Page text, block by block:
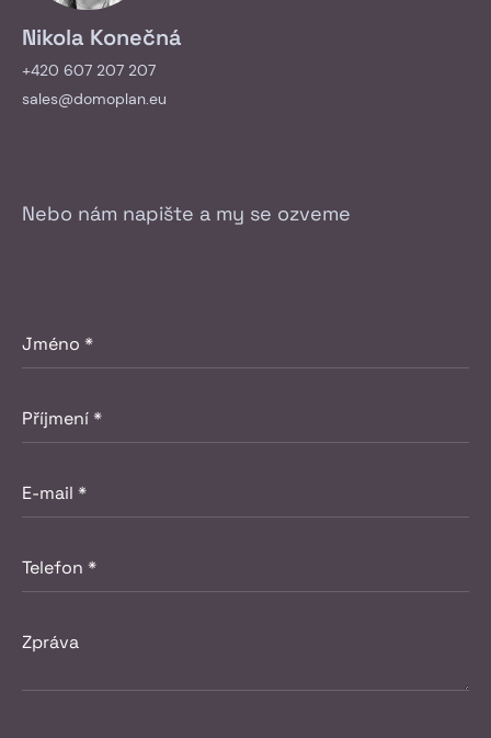
Nikola Konečná
+420 607 207 207
sales@domoplan.eu
Nebo nám napište a my se ozveme